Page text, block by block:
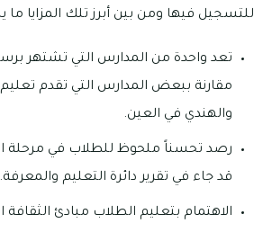
للتسجيل فيها ومن بين أبرز تلك المزايا ما
تعد واحدة من المدارس التي تشتهر
مقارنة ببعض المدارس التي تقدم تعليم
والهندي في العين.
رصد تحسناً ملحوظ للطلاب في مرحلة
قد جاء في تقرير دائرة التعليم والمعرفة.
الاهتمام بتعليم الطلاب مبادئ الثقافة